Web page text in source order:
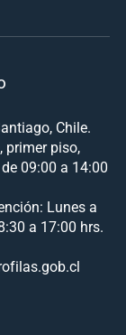
Chile.
primer piso,
09:00 a 14:00
Lunes a
a 17:00 hrs.